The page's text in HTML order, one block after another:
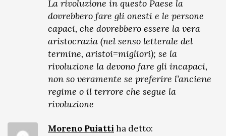
La rivoluzione in questo Paese la
dovrebbero fare gli onesti e le persone
capaci, che dovrebbero essere la vera
aristocrazia (nel senso letterale del
termine, aristoi=migliori); se la
rivoluzione la devono fare gli incapaci,
non so veramente se preferire l’anciene
regime o il terrore che segue la
rivoluzione
Moreno Puiatti ha detto: